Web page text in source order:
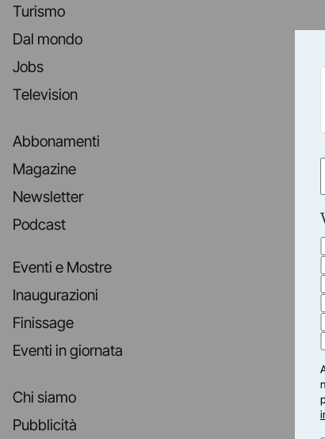
Turismo
Dal mondo
Jobs
Television
Abbonamenti
Magazine
Newsletter
Podcast
Eventi e Mostre
Inaugurazioni
Finissage
Eventi in giornata
Chi siamo
Pubblicità